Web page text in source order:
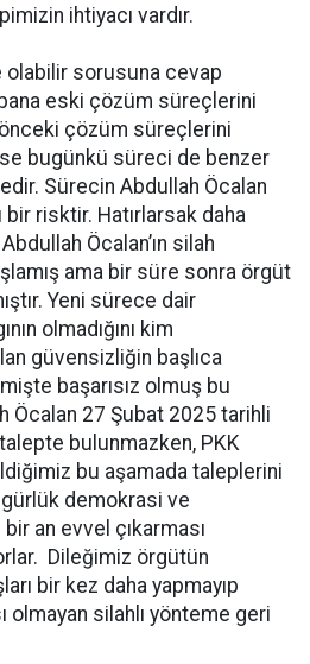
ihtiyacı vardır.
sorusuna cevap
bana eski çözüm süreçlerini
önceki çözüm süreçlerini
bugünkü süreci de benzer
Sürecin Abdullah Öcalan
bir risktir. Hatırlarsak daha
Öcalan’ın silah
ama bir süre sonra örgüt
Yeni sürece dair
olmadığını kim
güvensizliğin başlıca
başarısız olmuş bu
Öcalan 27 Şubat 2025 tarihli
bulunmazken, PKK
bu aşamada taleplerini
demokrasi ve
an evvel çıkarması
Dileğimiz örgütün
bir kez daha yapmayıp
olmayan silahlı yönteme geri